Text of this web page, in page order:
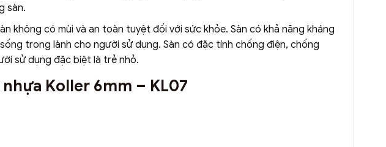
sàn.
không có mùi và an toàn tuyệt đối với sức khỏe. Sàn có khả năng kháng
trong lành cho người sử dụng. Sàn có đặc tính chống điện, chống
sử dụng đặc biệt là trẻ nhỏ.
Koller 6mm – KL07